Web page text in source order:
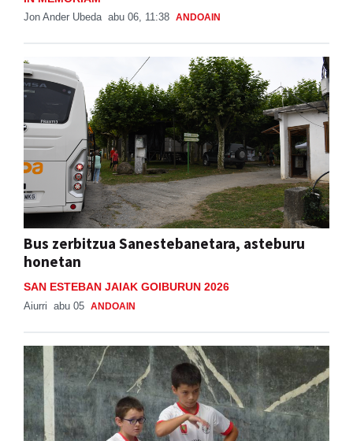
Jon Ander Ubeda abu 06, 11:38 ANDOAIN
Bus zerbitzua Sanestebanetara, asteburu
honetan
SAN ESTEBAN JAIAK GOIBURUN 2026
Aiurri abu 05 ANDOAIN